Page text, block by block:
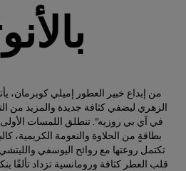
من إبداع خبير العطور إميلي كوبرمان،
في آي بي روزيه". تنطلق اللمسات
بطاقةٍ من الحلاوة والنعومة الكريمية،
تكتمل روعتها مع روائح اليوسفي
قلب العطر كثافة ورومانسية تزداد تألقًا